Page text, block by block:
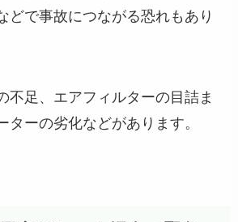
どで事故につながる恐れもあり
不足、エアフィルターの目詰ま
ターの劣化などがあります。